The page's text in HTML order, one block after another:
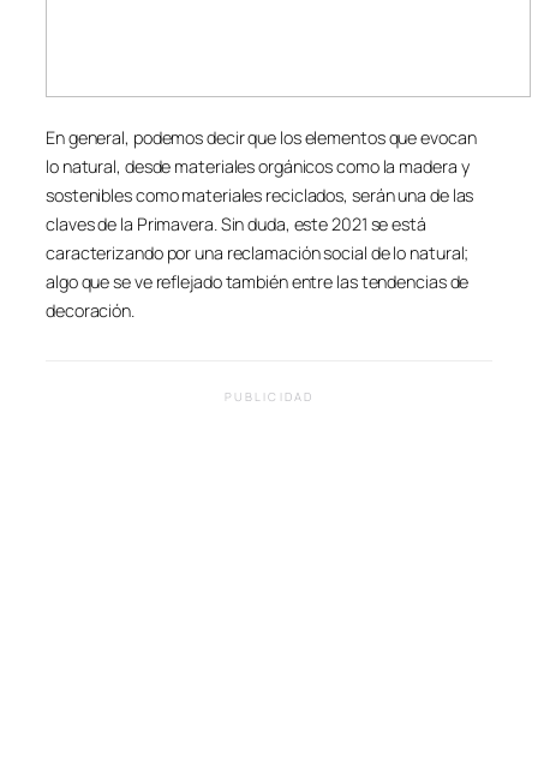
En general, podemos decir que los elementos que evocan
lo natural, desde materiales orgánicos como la madera y
sostenibles como materiales reciclados, serán una de las
claves de la Primavera. Sin duda, este 2021 se está
caracterizando por una reclamación social de lo natural;
algo que se ve reflejado también entre las tendencias de
decoración.
PUBLICIDAD